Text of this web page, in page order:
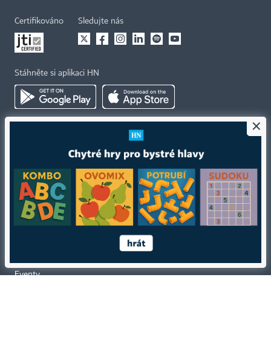
Certifikováno Sledujte nás
Stáhněte si aplikaci HN
Tiráž redakce HN
Economia
Kariéra v HN
Ceník inzerce
Ochrana osobních údajů
Prohlášení o cookies
Nastavení soukromí
Všeobecné smluvní podmínky
Eventy
×